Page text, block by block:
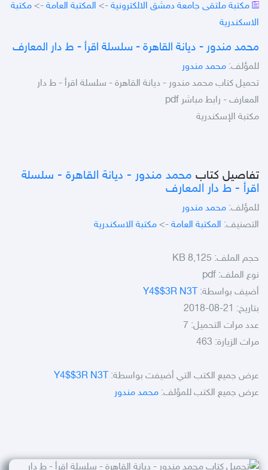
مكتبة ملتقى جامعة دمشق الالكترونية -> المكتبة العامة -> مكتبة
الاسكندرية
محمد مندور - ديانة القاهرة - سلسلة اقرأ - ط دار المعارف
للمؤلف: محمد مندور
تحميل كتاب محمد مندور - ديانة القاهرة - سلسلة اقرأ - ط دار
المعارف - رابط مباشر pdf
مكتبة الإسكندرية
تفاصيل كتاب محمد مندور - ديانة القاهرة - سلسلة
اقرأ - ط دار المعارف
للمؤلف: محمد مندور
التصنيف: المكتبة العامة -> مكتبة الاسكندرية
حجم الملف: 8,125 KB
نوع الملف: pdf
أضيف بواسطة: Y4$$3R N3T
بتاريخ: 21-08-2018
عدد مرات التحميل: 7
مرات الزيارة: 463
عرض جميع الكتب التي أضيفت بواسطة: Y4$$3R N3T
عرض جميع الكتب للمؤلف: محمد مندور